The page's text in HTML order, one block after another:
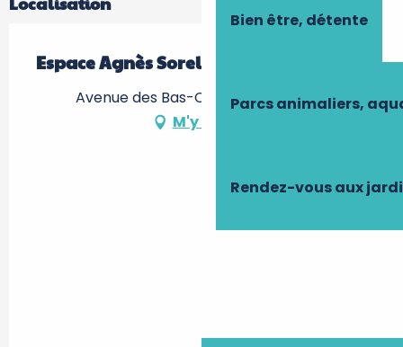
Bien être, détente
Parcs animaliers,
Rendez-vous aux
Espace Agnès Sorel
Avenue des Bas-Clos, 37600 Loches
M'y rendre